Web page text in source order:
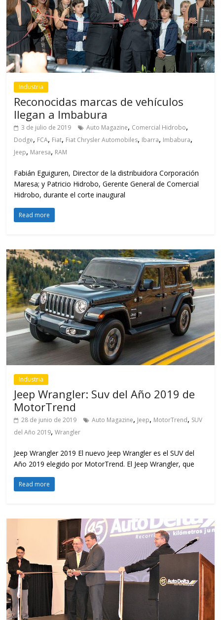
Industria
Reconocidas marcas de vehículos
llegan a Imbabura
3 de julio de 2019 Auto Magazine, Comercial Hidrobo,
Dodge, FCA, Fiat, Fiat Chrysler Automobiles, Ibarra, Imbabura,
Jeep, Maresa, RAM
Fabián Eguiguren, Director de la distribuidora Corporación
Maresa; y Patricio Hidrobo, Gerente General de Comercial
Hidrobo, durante el corte inaugural
Read more
Industria
Jeep Wrangler: Suv del Año 2019 de
MotorTrend
28 de junio de 2019 Auto Magazine, Jeep, MotorTrend, SUV
del Año 2019,Wrangler
Jeep Wrangler 2019 El nuevo Jeep Wrangler es el SUV del
Año 2019 elegido por MotorTrend. El Jeep Wrangler, que
Read more